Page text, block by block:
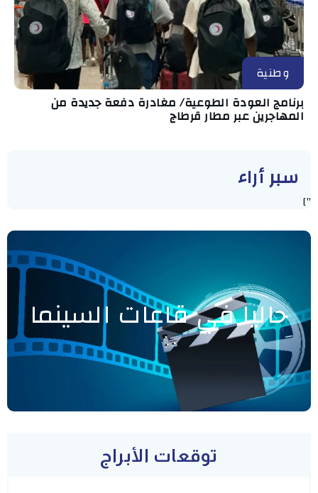
وطنية
برنامج العودة الطوعية/ مغادرة دفعة جديدة من
المهاجرين عبر مطار قرطاج
سبر أراء
"]
حاليا في قاعات السينما
توقعات الأبراج